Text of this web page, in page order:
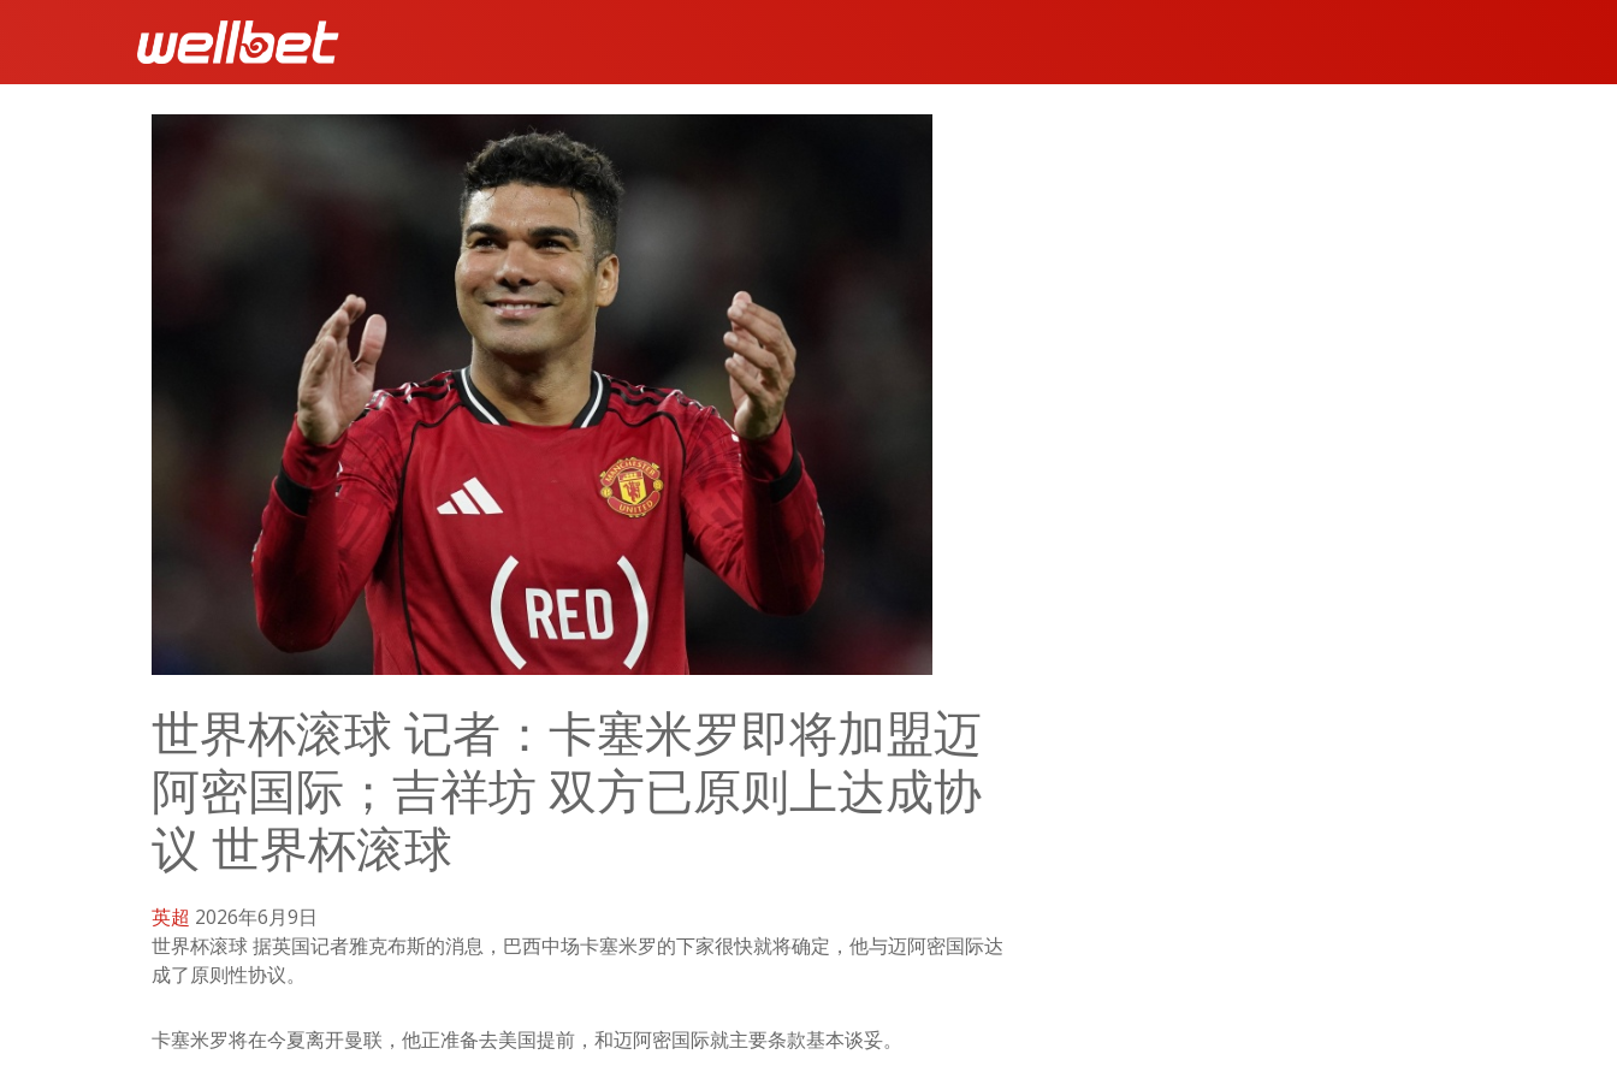
世界杯滚球 记者：卡塞米罗即将加盟迈
阿密国际；吉祥坊 双方已原则上达成协
议 世界杯滚球
英超 2026年6月9日
世界杯滚球 据英国记者雅克布斯的消息，巴西中场卡塞米罗的下家很快就将确定，他与迈阿密国际达
成了原则性协议。
卡塞米罗将在今夏离开曼联，他正准备去美国提前，和迈阿密国际就主要条款基本谈妥。